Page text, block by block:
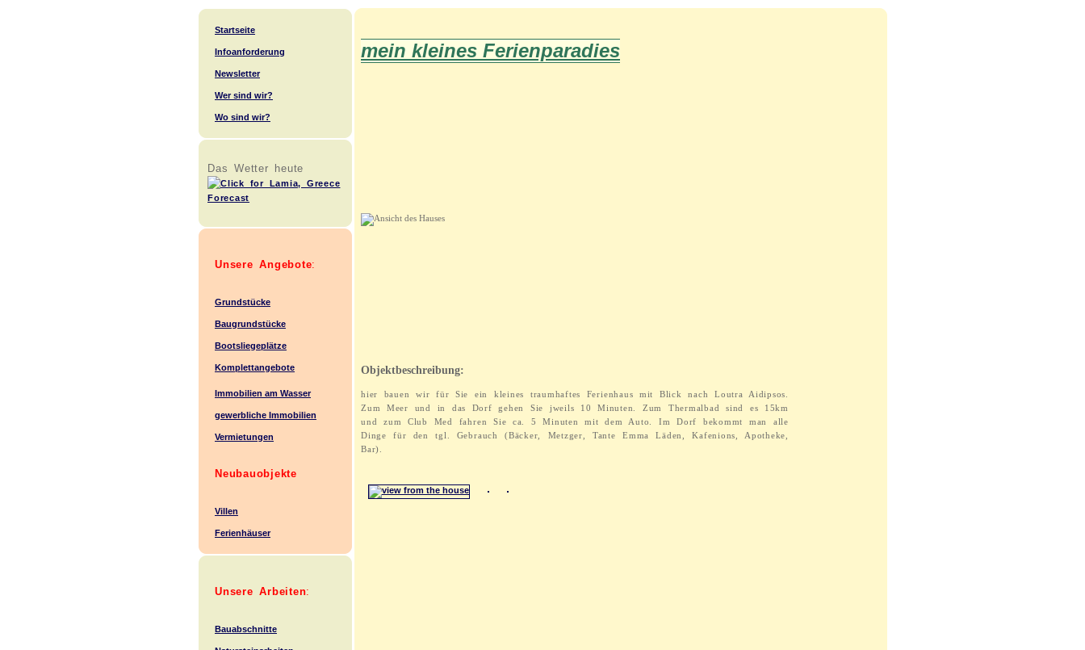
Startseite
Infoanforderung
Newsletter
Wer sind wir?
Wo sind wir?
Das Wetter heute
Unsere Angebote:
Grundstücke
Baugrundstücke
Bootsliegeplätze
Komplettangebote
Immobilien am Wasser
gewerbliche Immobilien
Vermietungen
Neubauobjekte
Villen
Ferienhäuser
Unsere Arbeiten:
Bauabschnitte
mein kleines Ferienparadies
Objektbeschreibung:
hier bauen wir für Sie ein kleines traumhaftes Ferienhaus mit Blick nach Loutra Aidipsos.
Zum Meer und in das Dorf gehen Sie jweils 10 Minuten. Zum Thermalbad sind es 15km
und zum Club Med fahren Sie ca. 5 Minuten mit dem Auto. Im Dorf bekommt man alle
Dinge für den tgl. Gebrauch (Bäcker, Metzger, Tante Emma Läden, Kafenions, Apotheke,
Bar).